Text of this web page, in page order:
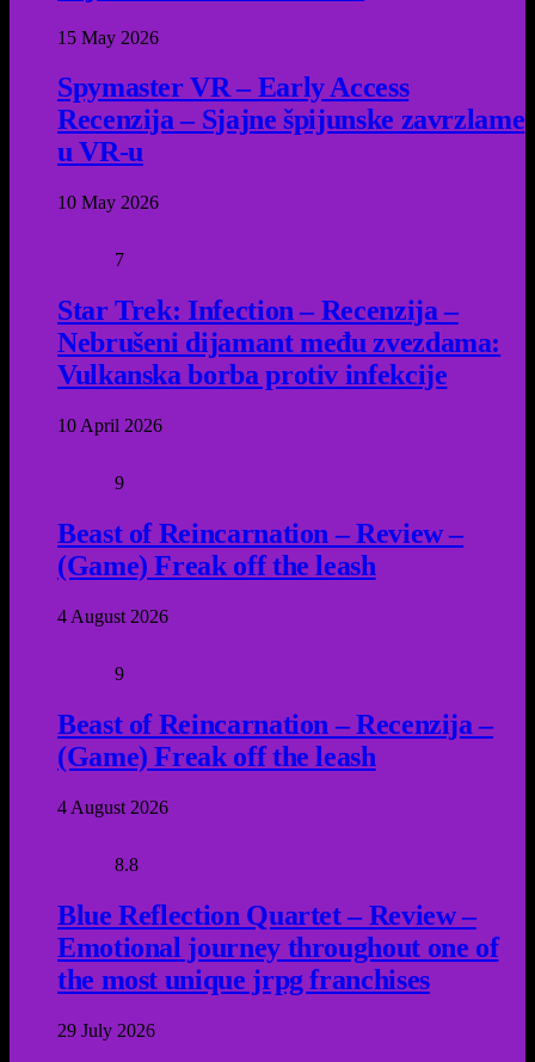
15 May 2026
Spymaster VR – Early Access
Recenzija – Sjajne špijunske zavrzlame
u VR-u
10 May 2026
7
Star Trek: Infection – Recenzija –
Nebrušeni dijamant među zvezdama:
Vulkanska borba protiv infekcije
10 April 2026
9
Beast of Reincarnation – Review –
(Game) Freak off the leash
4 August 2026
9
Beast of Reincarnation – Recenzija –
(Game) Freak off the leash
4 August 2026
8.8
Blue Reflection Quartet – Review –
Emotional journey throughout one of
the most unique jrpg franchises
29 July 2026